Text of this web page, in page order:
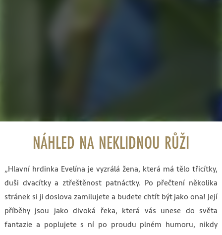
NÁHLED NA NEKLIDNOU RŮŽI
„Hlavní hrdinka Evelína je vyzrálá žena, která má tělo třicítky,
duši dvacítky a ztřeštěnost patnáctky. Po přečtení několika
stránek si ji doslova zamilujete a budete chtít být jako ona! Její
příběhy jsou jako divoká řeka, která vás unese do světa
fantazie a poplujete s ní po proudu plném humoru, nikdy